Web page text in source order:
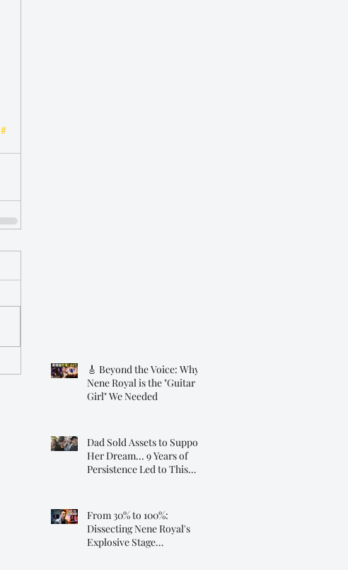
#
🎸 Beyond the Voice: Why
Nene Royal is the "Guitar
Girl" We Needed
Dad Sold Assets to Support
Her Dream... 9 Years of
Persistence Led to This
From 30% to 100%:
Dissecting Nene Royal's
Explosive Stage